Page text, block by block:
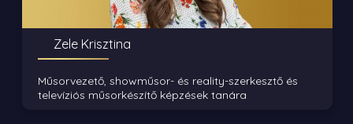
Zele Krisztina
Műsorvezető, showműsor- és reality-szerkesztő és
televíziós műsorkészítő képzések tanára